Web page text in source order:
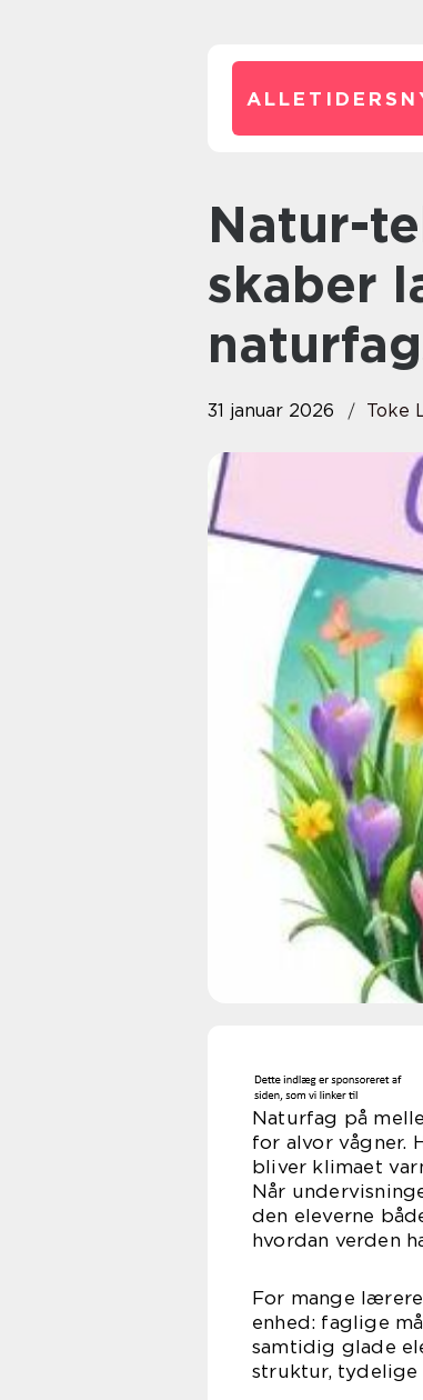
Natur-teknologi 4-6: sådan
skaber
31 januar 2026 Toke
Naturfag på
for alvor vågner.
bliver klimaet
Når
den eleverne
hvordan verden
For mange
enhed: faglige
samtidig glade
struktur, tydelige